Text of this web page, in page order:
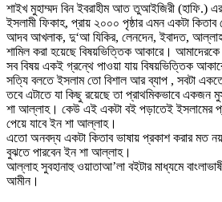
শাইখ মুহাম্মদ বিন ইবরাহীম আত তুআইজিরী
ইসলামী ফিকাহ, প্রায় ২০০০ পৃষ্ঠার এমন একটা
আদব আখলাক, দু‘আ যিকির, লেনদেন, ইবাদত,
শামিল করা হয়েছে বিষয়ভিত্তিক আকারে।
সব বিষয় একই গ্রন্থে পাওয়া যায় বিষয়ভিত্তিক
সত্যি বলতে ইসলাম তো বিশাল আর ব্যাপ , সবটা
তবে এটাতে যা কিছু রয়েছে তা প্রাথমিকভাবে একজন
শা আল্লাহ। কেউ এই একটা বই পড়াতেই ইসলামের
পেয়ে যাবে ইন শা আল্লাহ।
এতো অনবদ্য একটা কিতাব ভাষায় প্রকাশ করার মত
বুঝতে পারবেন ইন শা আল্লাহ।
আল্লাহ সুবহানাহু ওয়াতাআ’লা বইটার মাধ্যমে
আমীন।